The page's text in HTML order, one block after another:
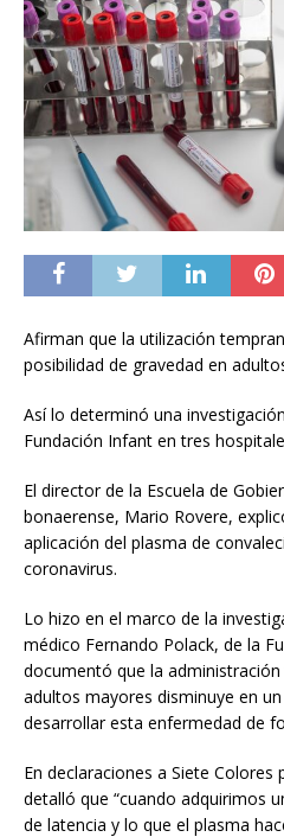
Afirman que la utilización
posibilidad de gravedad en
Así lo determinó una
Fundación Infant en tres
El director de la Escuela de
bonaerense, Mario Rovere,
aplicación del plasma de
coronavirus.
Lo hizo en el marco de la
médico Fernando Polack, de la
documentó que la
adultos mayores disminuye en
desarrollar esta enfermedad de
En declaraciones a Siete Colores
detalló que “cuando adquirimos
de latencia y lo que el plasma